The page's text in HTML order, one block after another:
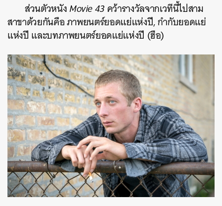
ส่วนตัวหนังMovie 43คว้ารางวัลจากเวทีนี้ไปสาม
สาขาด้วยกันคือ ภาพยนตร์ยอดแย่แห่งปี, กำกับยอดแย่
แห่งปี และบทภาพยนตร์ยอดแย่แห่งปี (ฮือ)
ค้นหา
SHARE TWEET LINE EMAIL